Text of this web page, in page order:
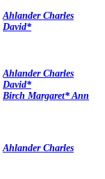
Ahlander Charles
David*
Ahlander Charles
David*
Birch Margaret* Ann
Ahlander Charles